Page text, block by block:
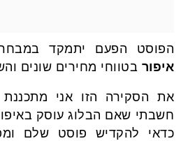
b
o
o
k
st
הפוסט הפעם יתמקד
איפור בטווחי מחירים שונים
את הסקירה הזו אני
חשבתי שאם הבלוג עוסק
כדאי להקדיש פוסט שלם